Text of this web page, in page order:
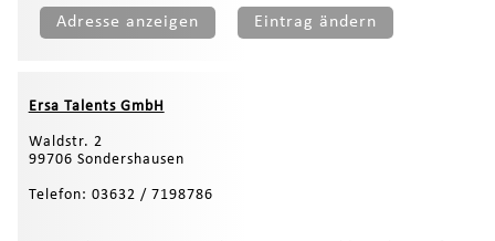
Adresse anzeigen Eintrag ändern
Ersa Talents GmbH
Waldstr. 2
99706 Sondershausen
Telefon: 03632 / 7198786